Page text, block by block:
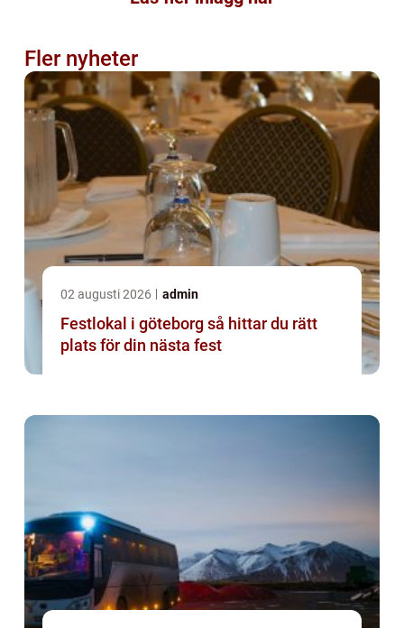
Fler nyheter
02 augusti 2026 admin
Festlokal i göteborg så hittar du rätt
plats för din nästa fest